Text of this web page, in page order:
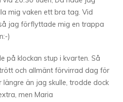
mig vaken ett bra tag. Vid
jag förflyttade mig en trappa
)
på klockan stup i kvarten. Så
och allmänt förvirrad dag för
än jag skulle, trodde dock
men Maria